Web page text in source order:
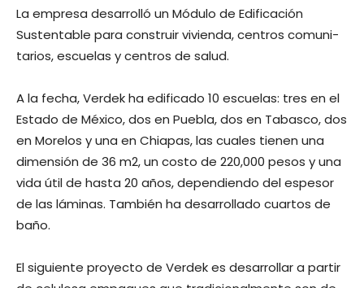
La empresa desarrolló un Módu­lo de Edificación
Sustentable para construir vivienda, centros comuni­
tarios, escuelas y centros de salud.
A la fecha, Verdek ha edificado 10 escuelas: tres en el
Estado de México, dos en Puebla, dos en Tabasco, dos
en Morelos y una en Chiapas, las cuales tienen una
dimensión de 36 m2, un costo de 220,000 pesos y una
vida útil de hasta 20 años, depen­diendo del espesor
de las láminas. También ha desarrollado cuartos de
baño.
El siguiente proyecto de Verdek es desarrollar a partir